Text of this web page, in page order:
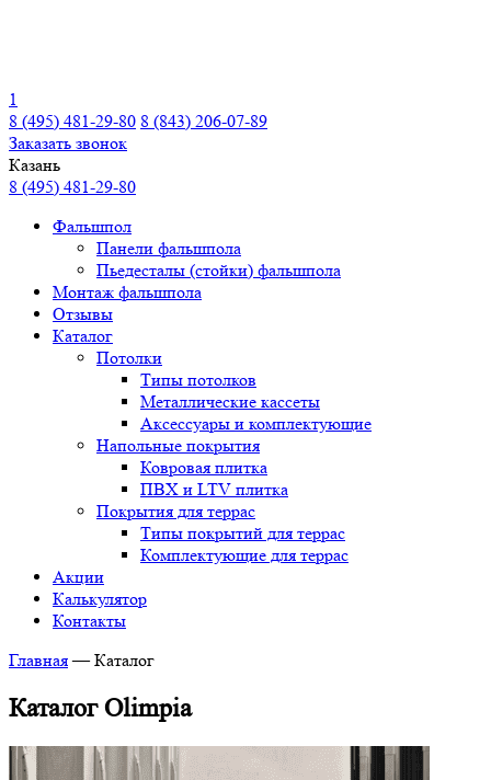
1
8 (495) 481-29-80 8 (843) 206-07-89
Заказать звонок
Казань
8 (495) 481-29-80
Фальшпол
Панели фальшпола
Пьедесталы (стойки) фальшпола
Монтаж фальшпола
Отзывы
Каталог
Потолки
Типы потолков
Металлические кассеты
Аксессуары и комплектующие
Напольные покрытия
Ковровая плитка
ПВХ и LTV плитка
Покрытия для террас
Типы покрытий для террас
Комплектующие для террас
Акции
Калькулятор
Контакты
Главная — Каталог
Каталог Olimpia